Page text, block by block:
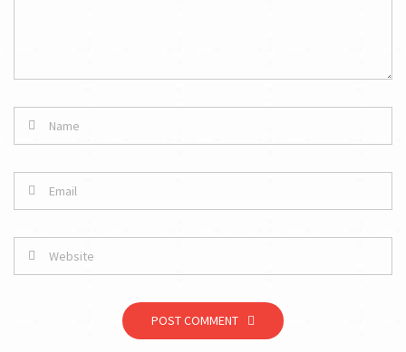
POST COMMENT